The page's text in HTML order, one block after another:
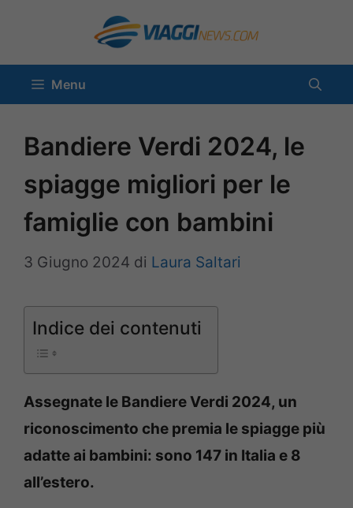
contenuto
Menu
Bandiere Verdi 2024, le
spiagge migliori per le
famiglie con bambini
3 Giugno 2024 di Laura Saltari
Indice dei contenuti
Assegnate le Bandiere Verdi 2024, un
riconoscimento che premia le spiagge più
adatte ai bambini: sono 147 in Italia e 8
all’estero.